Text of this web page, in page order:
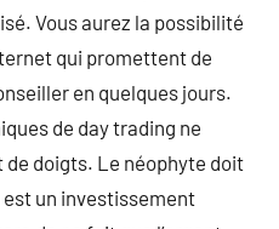
Vous aurez la possibilité
qui promettent de
en quelques jours.
de day trading ne
de doigts. Le néophyte doit
un investissement